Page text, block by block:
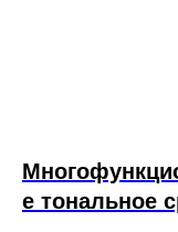
е тональное